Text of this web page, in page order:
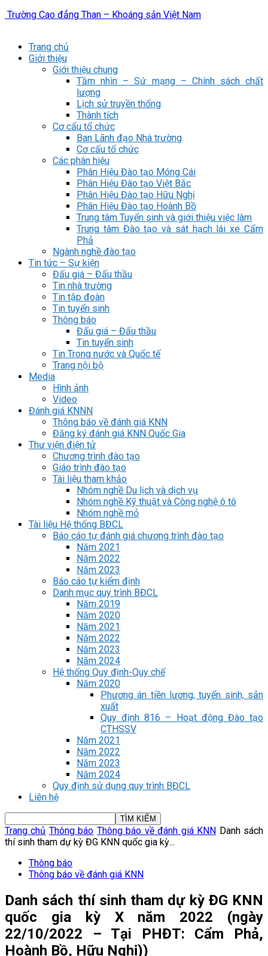
Trường Cao đẳng Than – Khoáng sản Việt Nam
Trang chủ
Giới thiệu
Giới thiệu chung
Tầm nhìn – Sứ mạng – Chính sách chất
lượng
Lịch sử truyền thống
Thành tích
Cơ cấu tổ chức
Ban Lãnh đạo Nhà trường
Cơ cấu tổ chức
Các phân hiệu
Phân Hiệu Đào tạo Móng Cái
Phân Hiệu Đào tạo Việt Bắc
Phân Hiệu Đào tạo Hữu Nghị
Phân Hiệu Đào tạo Hoành Bồ
Trung tâm Tuyển sinh và giới thiệu việc làm
Trung tâm Đào tạo và sát hạch lái xe Cẩm
Phả
Ngành nghề đào tạo
Tin tức – Sự kiện
Đấu giá – Đấu thầu
Tin nhà trường
Tin tập đoàn
Tin tuyển sinh
Thông báo
Đấu giá – Đấu thầu
Tin tuyển sinh
Tin Trong nước và Quốc tế
Trang nội bộ
Media
Hình ảnh
Video
Đánh giá KNNN
Thông báo về đánh giá KNN
Đăng ký đánh giá KNN Quốc Gia
Thư viện điện tử
Chương trình đào tạo
Giáo trình đào tạo
Tài liệu tham khảo
Nhóm nghề Du lịch và dịch vụ
Nhóm nghề Kỹ thuật và Công nghệ ô tô
Nhóm nghề mỏ
Tài liệu Hệ thống BĐCL
Báo cáo tự đánh giá chương trình đào tạo
Năm 2021
Năm 2022
Năm 2023
Báo cáo tự kiểm định
Danh mục quy trình BĐCL
Năm 2019
Năm 2020
Năm 2021
Năm 2022
Năm 2023
Năm 2024
Hệ thống Quy định-Quy chế
Năm 2020
Phương án tiền lương, tuyển sinh, sản
xuất
Quy định 816 – Hoạt động Đào tạo
CTHSSV
Năm 2021
Năm 2022
Năm 2023
Năm 2024
Quy định sử dụng quy trình BĐCL
Liên hệ
Trang chủ Thông báo Thông báo về đánh giá KNN Danh sách
thí sinh tham dự kỳ ĐG KNN quốc gia kỳ...
Thông báo
Thông báo về đánh giá KNN
Danh sách thí sinh tham dự kỳ ĐG KNN
quốc gia kỳ X năm 2022 (ngày
22/10/2022 – Tại PHĐT: Cẩm Phả,
Hoành Bồ, Hữu Nghị))